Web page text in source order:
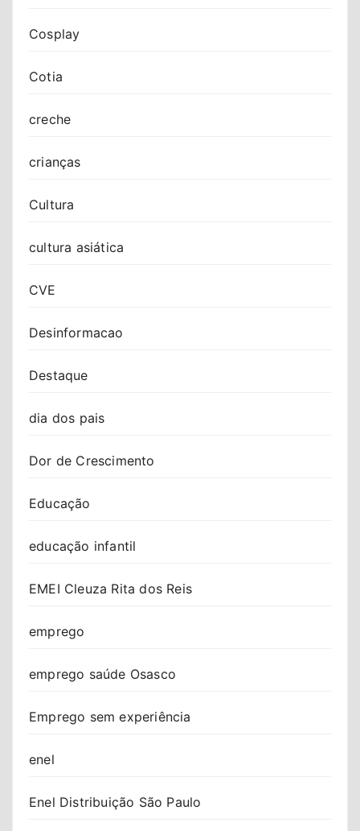
Cosplay
Cotia
creche
crianças
Cultura
cultura asiática
CVE
Desinformacao
Destaque
dia dos pais
Dor de Crescimento
Educação
educação infantil
EMEI Cleuza Rita dos Reis
emprego
emprego saúde Osasco
Emprego sem experiência
enel
Enel Distribuição São Paulo